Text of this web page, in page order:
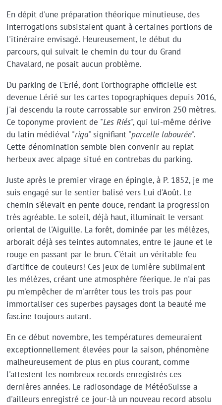
En dépit d'une préparation théorique minutieuse, des
interrogations subsistaient quant à certaines portions de
l'itinéraire envisagé. Heureusement, le début du
parcours, qui suivait le chemin du tour du Grand
Chavalard, ne posait aucun problème.
Du parking de l'Erié, dont l'orthographe officielle est
devenue Lérié sur les cartes topographiques depuis 2016,
j'ai descendu la route carrossable sur environ 250 mètres.
Ce toponyme provient de "Les Riés", qui lui-même dérive
du latin médiéval "riga" signifiant "parcelle labourée".
Cette dénomination semble bien convenir au replat
herbeux avec alpage situé en contrebas du parking.
Juste après le premier virage en épingle, à P. 1852, je me
suis engagé sur le sentier balisé vers Lui d'Août. Le
chemin s'élevait en pente douce, rendant la progression
très agréable. Le soleil, déjà haut, illuminait le versant
oriental de l'Aiguille. La forêt, dominée par les mélèzes,
arborait déjà ses teintes automnales, entre le jaune et le
rouge en passant par le brun. C'était un véritable feu
d'artifice de couleurs! Ces jeux de lumière sublimaient
les mélèzes, créant une atmosphère féerique. Je n'ai pas
pu m'empêcher de m'arrêter tous les trois pas pour
immortaliser ces superbes paysages dont la beauté me
fascine toujours autant.
En ce début novembre, les températures demeuraient
exceptionnellement élevées pour la saison, phénomène
malheureusement de plus en plus courant, comme
l'attestent les nombreux records enregistrés ces
dernières années. Le radiosondage de MétéoSuisse a
d'ailleurs enregistré ce jour-là un nouveau record absolu